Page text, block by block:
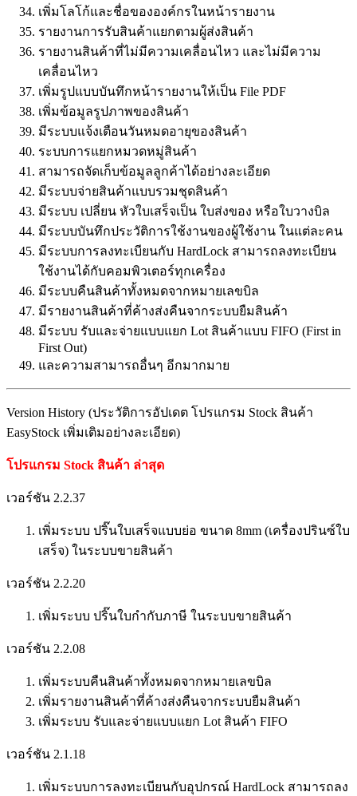
เพิ่มโลโก้และชื่อขององค์กรในหน้ารายงาน
รายงานการรับสินค้าแยกตามผู้ส่งสินค้า
รายงานสินค้าที่ไม่มีความเคลื่อนไหว และไม่มีความ
เคลื่อนไหว
เพิ่มรูปแบบบันทึกหน้ารายงานให้เป็น File PDF
เพิ่มข้อมูลรูปภาพของสินค้า
มีระบบแจ้งเตือนวันหมดอายุของสินค้า
ระบบการแยกหมวดหมู่สินค้า
สามารถจัดเก็บข้อมูลลูกค้าได้อย่างละเอียด
มีระบบจ่ายสินค้าแบบรวมชุดสินค้า
มีระบบ เปลี่ยน หัวใบเสร็จเป็น ใบส่งของ หรือใบวางบิล
มีระบบบันทึกประวัติการใช้งานของผู้ใช้งาน ในแต่ละคน
มีระบบการลงทะเบียนกับ HardLock สามารถลงทะเบียน
ใช้งานได้กับคอมพิวเตอร์ทุกเครื่อง
มีระบบคืนสินค้าทั้งหมดจากหมายเลขบิล
มีรายงานสินค้าที่ค้างส่งคืนจากระบบยืมสินค้า
มีระบบ รับและจ่ายแบบแยก Lot สินค้าแบบ FIFO (First in
First Out)
และความสามารถอื่นๆ อีกมากมาย
Version History (ประวัติการอัปเดต โปรแกรม Stock สินค้า
EasyStock เพิ่มเติมอย่างละเอียด)
โปรแกรม Stock สินค้า ล่าสุด
เวอร์ชัน 2.2.37
เพิ่มระบบ ปริ๊นใบเสร็จแบบย่อ ขนาด 8mm (เครื่องปรินซ์ใบ
เสร็จ) ในระบบขายสินค้า
เวอร์ชัน 2.2.20
เพิ่มระบบ ปริ๊นใบกำกับภาษี ในระบบขายสินค้า
เวอร์ชัน 2.2.08
เพิ่มระบบคืนสินค้าทั้งหมดจากหมายเลขบิล
เพิ่มรายงานสินค้าที่ค้างส่งคืนจากระบบยืมสินค้า
เพิ่มระบบ รับและจ่ายแบบแยก Lot สินค้า FIFO
เวอร์ชัน 2.1.18
เพิ่มระบบการลงทะเบียนกับอุปกรณ์ HardLock สามารถลง